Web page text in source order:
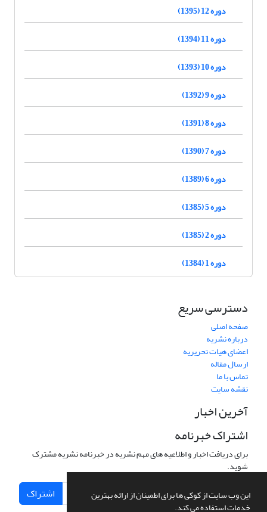
این وب سایت از کوکی ها برای اطمینان از ارائه بهترین
خدمات استفاده می کند.
دوره 12 (1395)
دوره 11 (1394)
دوره 10 (1393)
دوره 9 (1392)
دوره 8 (1391)
دوره 7 (1390)
دوره 6 (1389)
دوره 5 (1385)
دوره 2 (1385)
دوره 1 (1384)
دسترسی سریع
صفحه اصلی
درباره نشریه
اعضای هیات تحریریه
ارسال مقاله
تماس با ما
نقشه سایت
آخرین اخبار
اشتراک خبرنامه
برای دریافت اخبار و اطلاعیه های مهم نشریه در خبرنامه نشریه مشترک
شوید.
اشتراک